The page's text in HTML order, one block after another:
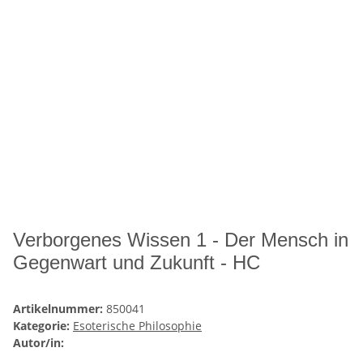
Verborgenes Wissen 1 - Der Mensch in
Gegenwart und Zukunft - HC
Artikelnummer: 850041
Kategorie: Esoterische Philosophie
Autor/in: